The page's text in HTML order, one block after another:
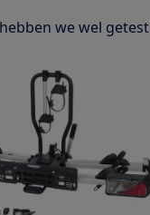
we wel getest